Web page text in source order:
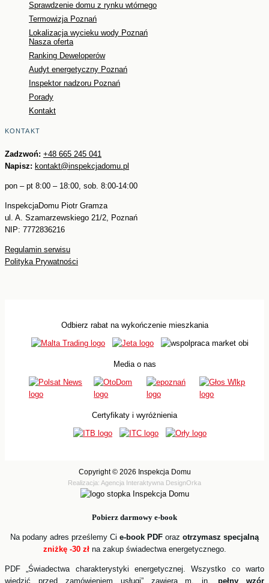
Sprawdzenie domu z rynku wtórnego
Termowizja Poznań
Lokalizacja wycieku wody Poznań
Nasza oferta
Ranking Deweloperów
Audyt energetyczny Poznań
Inspektor nadzoru Poznań
Porady
Kontakt
KONTAKT
Zadzwoń: +48 665 245 041
Napisz: kontakt@inspekcjadomu.pl
pon – pt 8:00 – 18:00, sob. 8:00-14:00
InspekcjaDomu Piotr Gramza
ul. A. Szamarzewskiego 21/2, Poznań
NIP: 7772836216
Regulamin serwisu
Polityka Prywatności
Odbierz rabat na wykończenie mieszkania
Media o nas
Certyfikaty i wyróżnienia
Copyright © 2026 Inspekcja Domu
Realizacja: Agencja Interaktywna DesignOrka
Pobierz darmowy e-book
Na podany adres prześlemy Ci e-book PDF oraz otrzymasz specjalną
zniżkę -30 złna zakup świadectwa energetycznego.
PDF „Świadectwa charakterystyki energetycznej. Wszystko co warto
wiedzić przed zamówieniem usługi” zawiera m. in.pełny wzór